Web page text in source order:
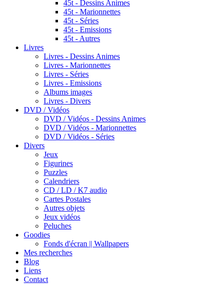
45t - Dessins Animes
45t - Marionnettes
45t - Séries
45t - Emissions
45t - Autres
Livres
Livres - Dessins Animes
Livres - Marionnettes
Livres - Séries
Livres - Emissions
Albums images
Livres - Divers
DVD / Vidéos
DVD / Vidéos - Dessins Animes
DVD / Vidéos - Marionnettes
DVD / Vidéos - Séries
Divers
Jeux
Figurines
Puzzles
Calendriers
CD / LD / K7 audio
Cartes Postales
Autres objets
Jeux vidéos
Peluches
Goodies
Fonds d'écran || Wallpapers
Mes recherches
Blog
Liens
Contact